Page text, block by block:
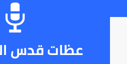
عظات قدس